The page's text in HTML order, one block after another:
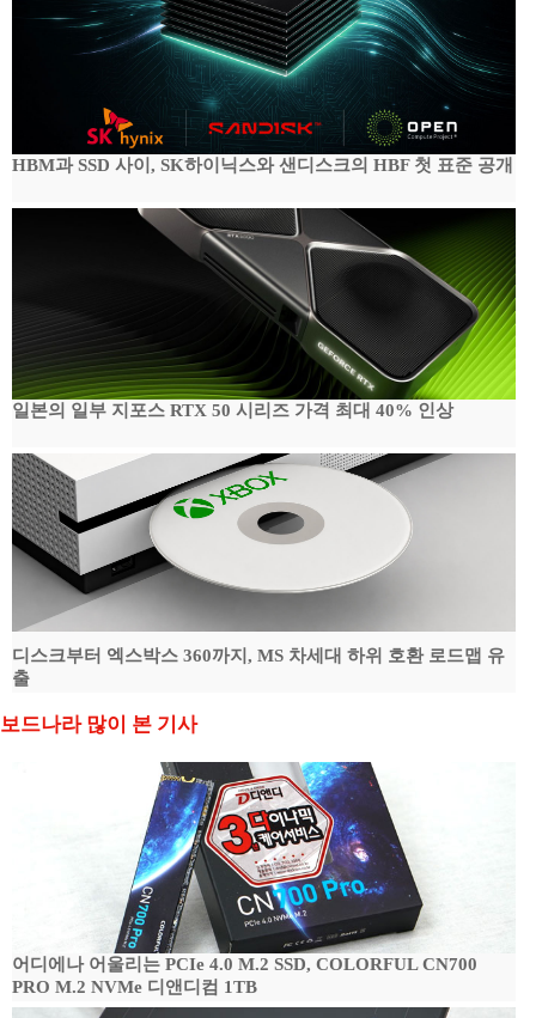
HBM과 SSD 사이, SK하이닉스와 샌디스크의 HBF 첫 표준 공개
일본의 일부 지포스 RTX 50 시리즈 가격 최대 40% 인상
디스크부터 엑스박스 360까지, MS 차세대 하위 호환 로드맵 유
출
보드나라 많이 본 기사
어디에나 어울리는 PCIe 4.0 M.2 SSD, COLORFUL CN700
PRO M.2 NVMe 디앤디컴 1TB